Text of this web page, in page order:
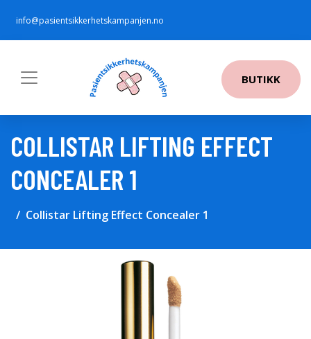
info@pasientsikkerhetskampanjen.no
BUTIKK
COLLISTAR LIFTING EFFECT
CONCEALER 1
Collistar Lifting Effect Concealer 1